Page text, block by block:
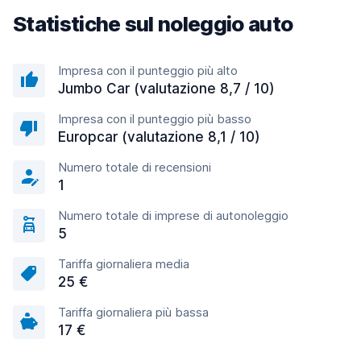
Statistiche sul noleggio auto
Impresa con il punteggio più alto
Jumbo Car (valutazione 8,7 / 10)
Impresa con il punteggio più basso
Europcar (valutazione 8,1 / 10)
Numero totale di recensioni
1
Numero totale di imprese di autonoleggio
5
Tariffa giornaliera media
25 €
Tariffa giornaliera più bassa
17 €